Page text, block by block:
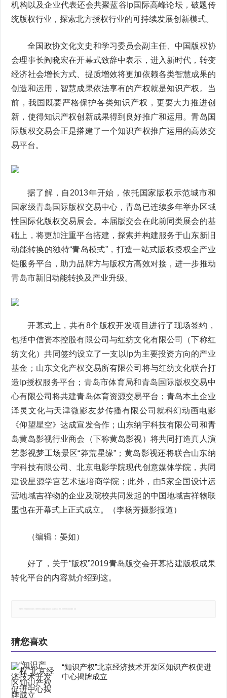
机构以及企业代表还会共聚蓝谷Ip国际高峰论坛，破题传
统版权行业，探索北方授权行业的可持续发展创新模式。
全国政协文化文史和学习委员会副主任、中国版权协
会理事长阎晓宏在开幕式致辞中表示，进入新时代，转变
经济社会增长方式、提质增效将更加依赖各类智慧成果的
创造和运用，智慧成果依法享有的产权就是知识产权。当
前，我国既要严格保护各类知识产权，更要大力推进创
新，使得知识产权创新成果得到良好推广和运用。青岛国
际版权交易会正是搭建了一个知识产权推广运用的高效交
易平台。
据了解，自2013年开始，依托国家版权示范城市和
国家级青岛国际版权交易中心，青岛已连续多年举办区域
性国际化版权交易展会。本届版交会在此前同类展会的基
础上，将更加注重平台搭建，探索并构建服务于山东新旧
动能转换的独特“青岛模式”，打造一站式版权授权全产业
链服务平台，助力品牌方与版权方高效对接，进一步推动
青岛市新旧动能转换及产业升级。
开幕式上，共有8个版权开发项目进行了现场签约，
包括中信资本控股有限公司与红纺文化有限公司（下称红
纺文化）共同签约设立了一支以Ip为主要投资方向的产业
基金；山东文化产权交易所有限公司将与红纺文化联合打
造Ip授权服务平台；青岛市体育局和青岛国际版权交易中
心有限公司将共建青岛体育资源交易平台；青岛本土企业
泽灵文化与天津微影友梦传播有限公司就科幻动画电影
《仰望星空》达成宣发合作；山东纳宇科技有限公司和青
岛黄岛影视行业商会（下称黄岛影视）将共同打造真人演
艺影视梦工场景区“莽荒星缘”；黄岛影视还将联合山东纳
宇科技有限公司、北京电影学院现代创意媒体学院，共同
建设星源学宫艺术速培商学院；此外，由5家全国设计运
营地域吉祥物的企业及院校共同发起的中国地域吉祥物联
盟也在开幕式上正式成立。（李杨芳摄影报道）
（编辑：晏如）
好了，关于“版权”2019青岛版交会开幕搭建版权成果
转化平台的内容就介绍到这。
猜您喜欢
“知识产权”北京经济技术开发区知识产权促进
中心揭牌成立